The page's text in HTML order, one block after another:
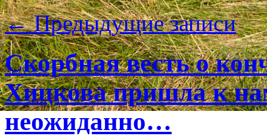
←Предыдущие записи
Скорбная весть о
Хицкова пришла к
неожиданно…